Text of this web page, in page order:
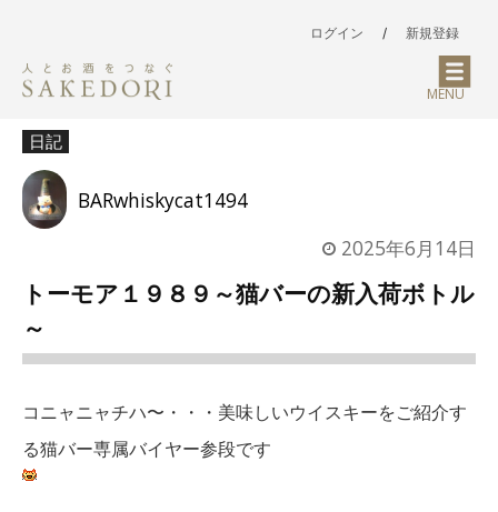
ログイン / 新規登録
MENU
日記
BARwhiskycat1494
2025年6月14日
トーモア１９８９～猫バーの新入荷ボトル
～
コニャニャチハ〜・・・美味しいウイスキーをご紹介す
る猫バー専属バイヤー参段です